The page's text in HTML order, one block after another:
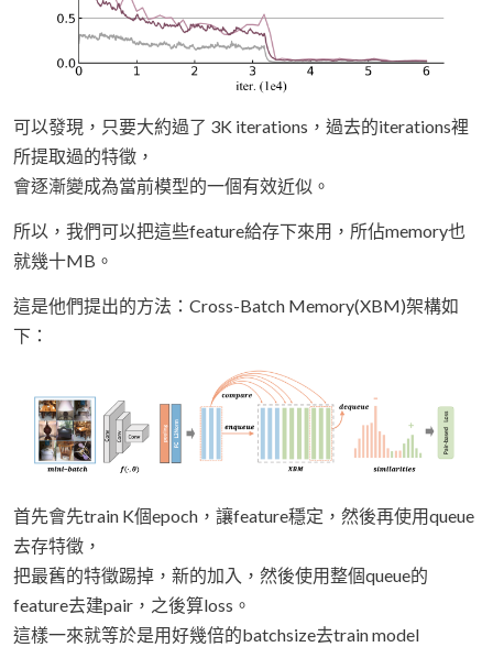
可以發現，只要大約過了 3K iterations，過去的iterations裡
所提取過的特徵，
會逐漸變成為當前模型的一個有效近似。
所以，我們可以把這些feature給存下來用，所佔memory也
就幾十MB。
這是他們提出的方法：Cross-Batch Memory(XBM)架構如
下：
首先會先train K個epoch，讓feature穩定，然後再使用queue
去存特徵，
把最舊的特徵踢掉，新的加入，然後使用整個queue的
feature去建pair，之後算loss。
這樣一來就等於是用好幾倍的batchsize去train model